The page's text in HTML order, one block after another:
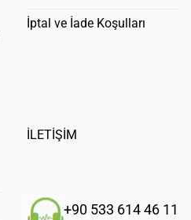
İptal ve İade Koşulları
İLETİŞİM
+90 533 614 46 11